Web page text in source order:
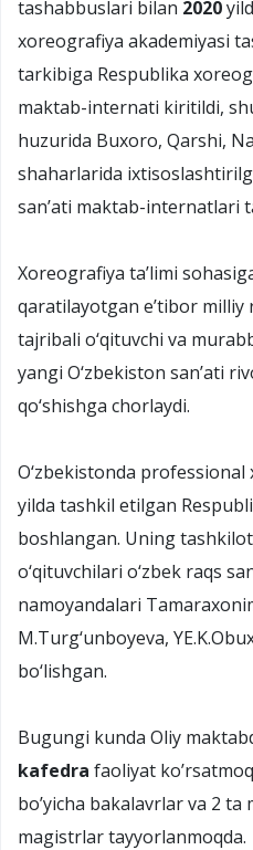
tashabbuslari bilan 2020
xoreografiya akademiyasi
tarkibiga Respublika
maktab-internati kiritildi,
huzurida Buxoro, Qarshi,
shaharlarida
san’ati maktab-internatlari
Xoreografiya ta’limi
qaratilayotgan e’tibor milliy
tajribali о‘qituvchi va
yangi О‘zbekiston san’ati
qо‘shishga chorlaydi.
О‘zbekistonda professional
yilda tashkil etilgan
boshlangan. Uning
о‘qituvchilari о‘zbek raqs
namoyandalari
M.Turg‘unboyeva,
bо‘lishgan.
Bugungi kunda Oliy
kafedra faoliyat
bo’yicha bakalavrlar va 2
magistrlar tayyorlanmoqda.